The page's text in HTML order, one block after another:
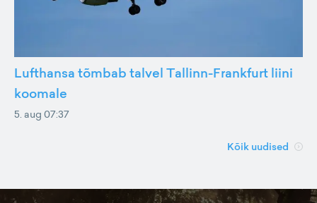
Lufthansa tõmbab talvel Tallinn-Frankfurt liini
koomale
5. aug 07:37
Kõik uudised